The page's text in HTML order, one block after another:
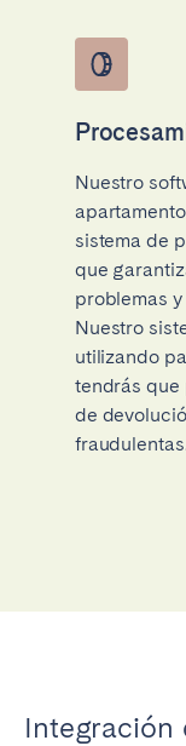
Nuestro
sistema de
que
problemas
Nuestro
utilizando
tendrás
de
Integración